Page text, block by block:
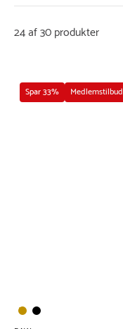
24 af 30 produkter
Spar 33% Medlemstilbud